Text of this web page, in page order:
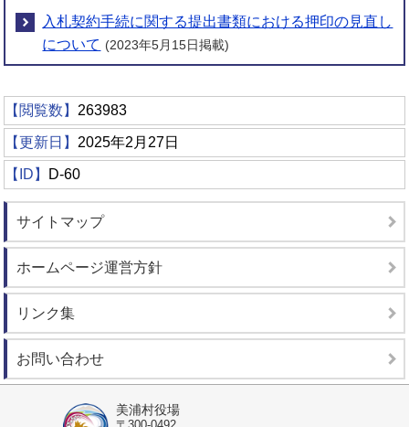
入札契約手続に関する提出書類における押印の見直し
について (2023年5月15日掲載)
【閲覧数】 263983
【更新日】 2025年2月27日
【ID】 D-60
サイトマップ
ホームページ運営方針
リンク集
お問い合わせ
美浦村役場